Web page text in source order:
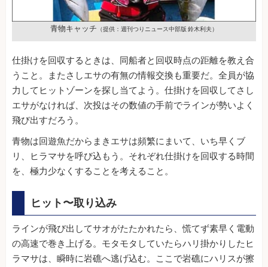
青物キャッチ （提供：週刊つりニュース中部版 鈴木利夫）
仕掛けを回収するときは、同船者と回収時点の距離を教え合
うこと。またさしエサの有無の情報交換も重要だ。全員が協
力してヒットゾーンを探し当てよう。仕掛けを回収してさし
エサがなければ、次投はその数値の手前でラインが勢いよく
飛び出すだろう。
青物は回遊魚だからまきエサは頻繁にまいて、いち早くブ
リ、ヒラマサを呼び込もう。それぞれ仕掛けを回収する時間
を、極力少なくすることを考えること。
ヒット〜取り込み
ラインが飛び出してサオがたたかれたら、慌てず素早く電動
の高速で巻き上げる。モタモタしていたらハリ掛かりしたヒ
ラマサは、瞬時に岩礁へ逃げ込む。ここで岩礁にハリスが擦